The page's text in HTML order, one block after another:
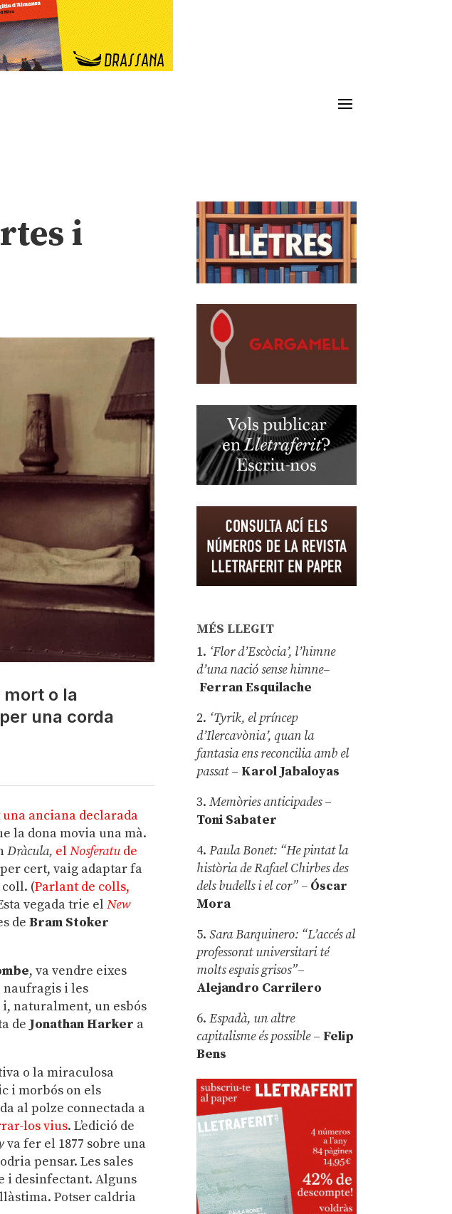
i
o la
una corda
anciana declarada
la dona movia una mà.
Dràcula, elNosferatude
cert, vaig adaptar fa
coll. (Parlant de colls,
vegada trie elNew
deBram Stoker
, va vendre eixes
naufragis i les
naturalment, un esbós
de Jonathan Harker a
o la miraculosa
i morbós on els
al polze connectada a
los vius. L’edició de
va fer el 1877 sobre una
pensar. Les sales
i desinfectant. Alguns
Potser caldria
MÉS LLEGIT
1. ‘Flor d’Escòcia’, l’himne
d’una nació sense himne–
Ferran Esquilache
2. ‘Tyrik, el príncep
d’Ilercavònia’, quan la
fantasia ens reconcilia amb el
passat– Karol Jabaloyas
3.Memòries anticipades–
Toni Sabater
4.Paula Bonet: “He pintat la
història de Rafael Chirbes des
dels budells i el cor” – Óscar
Mora
5.Sara Barquinero: “L’accés al
professorat universitari té
molts espais grisos”–
Alejandro Carrilero
6.Espadà, un altre
capitalisme és possible – Felip
Bens